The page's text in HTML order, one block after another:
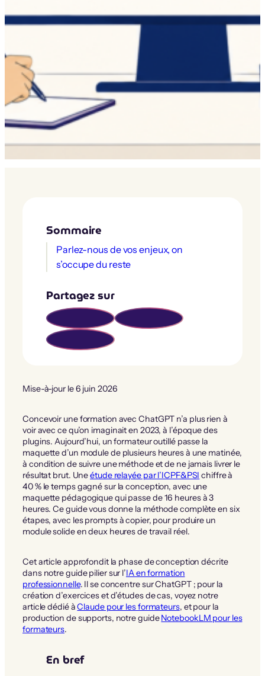
Mise-à-jour le 6 juin 2026
Concevoir une formation avec ChatGPT n’a plus rien à
voir avec ce qu’on imaginait en 2023, à l’époque des
plugins. Aujourd’hui, un formateur outillé passe la
maquette d’un module de plusieurs heures à une matinée,
à condition de suivre une méthode et de ne jamais livrer le
résultat brut. Uneétude relayée par l’ICPF&PSI chiffre à
40 % le temps gagné sur la conception, avec une
maquette pédagogique qui passe de 16 heures à 3
heures. Ce guide vous donne la méthode complète en six
étapes, avec les prompts à copier, pour produire un
module solide en deux heures de travail réel.
Cet article approfondit la phase de conception décrite
dans notre guide pilier sur l’IA en formation
professionnelle. Il se concentre sur ChatGPT ; pour la
création d’exercices et d’études de cas, voyez notre
article dédié àClaude pour les formateurs, et pour la
production de supports, notre guideNotebookLM pour les
formateurs.
En bref
Sommaire
Parlez-nous de vos enjeux, on
s’occupe du reste
Partagez sur